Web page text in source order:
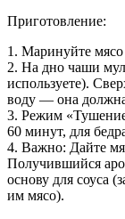
Приготовление:
1. Маринуйте
2. На дно чаши
используете).
воду — она
3. Режим
60 минут, для
4. Важно: Дайте
Получившийся
основу для соуса
им мясо).